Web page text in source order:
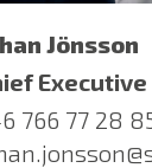
Jönsson
766 77 28